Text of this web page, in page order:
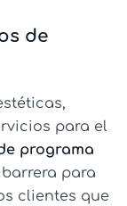
de
para el
programa
para
clientes que